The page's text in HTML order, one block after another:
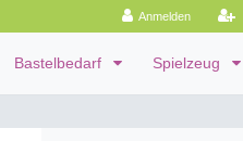
Anmelden
Bastelbedarf Spielzeug